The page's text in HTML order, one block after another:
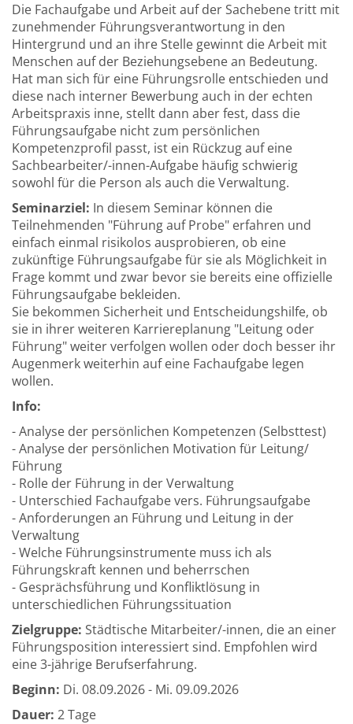
Die Fachaufgabe und Arbeit auf der Sachebene tritt mit
zunehmender Führungsverantwortung in den
Hintergrund und an ihre Stelle gewinnt die Arbeit mit
Menschen auf der Beziehungsebene an Bedeutung.
Hat man sich für eine Führungsrolle entschieden und
diese nach interner Bewerbung auch in der echten
Arbeitspraxis inne, stellt dann aber fest, dass die
Führungsaufgabe nicht zum persönlichen
Kompetenzprofil passt, ist ein Rückzug auf eine
Sachbearbeiter/-innen-Aufgabe häufig schwierig
sowohl für die Person als auch die Verwaltung.
Seminarziel: In diesem Seminar können die
Teilnehmenden "Führung auf Probe" erfahren und
einfach einmal risikolos ausprobieren, ob eine
zukünftige Führungsaufgabe für sie als Möglichkeit in
Frage kommt und zwar bevor sie bereits eine offizielle
Führungsaufgabe bekleiden.
Sie bekommen Sicherheit und Entscheidungshilfe, ob
sie in ihrer weiteren Karriereplanung "Leitung oder
Führung" weiter verfolgen wollen oder doch besser ihr
Augenmerk weiterhin auf eine Fachaufgabe legen
wollen.
Info:
- Analyse der persönlichen Kompetenzen (Selbsttest)
- Analyse der persönlichen Motivation für Leitung/
Führung
- Rolle der Führung in der Verwaltung
- Unterschied Fachaufgabe vers. Führungsaufgabe
- Anforderungen an Führung und Leitung in der
Verwaltung
- Welche Führungsinstrumente muss ich als
Führungskraft kennen und beherrschen
- Gesprächsführung und Konfliktlösung in
unterschiedlichen Führungssituation
Zielgruppe: Städtische Mitarbeiter/-innen, die an einer
Führungsposition interessiert sind. Empfohlen wird
eine 3-jährige Berufserfahrung.
Beginn: Di. 08.09.2026 - Mi. 09.09.2026
Dauer: 2 Tage